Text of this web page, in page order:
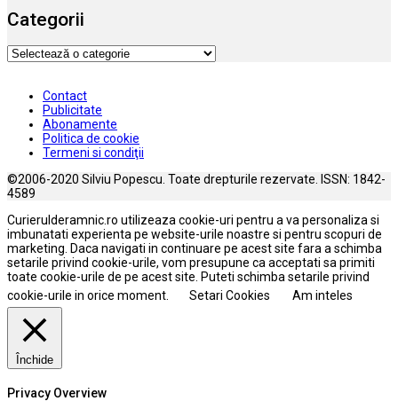
Categorii
Categorii
Contact
Publicitate
Abonamente
Politica de cookie
Termeni si condiţii
©2006-2020 Silviu Popescu. Toate drepturile rezervate. ISSN: 1842-
4589
Curierulderamnic.ro utilizeaza cookie-uri pentru a va personaliza si
imbunatati experienta pe website-urile noastre si pentru scopuri de
marketing. Daca navigati in continuare pe acest site fara a schimba
setarile privind cookie-urile, vom presupune ca acceptati sa primiti
toate cookie-urile de pe acest site. Puteti schimba setarile privind
cookie-urile in orice moment.
Setari Cookies Am inteles
Închide
Privacy Overview